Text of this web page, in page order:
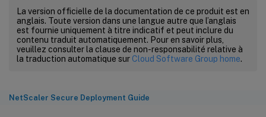
La version officielle de la documentation de ce produit est en
anglais. Toute version dans une langue autre que l’anglais
est fournie uniquement à titre indicatif et peut inclure du
contenu traduit automatiquement. Pour en savoir plus,
veuillez consulter la clause de non-responsabilité relative à
la traduction automatique sur Cloud Software Group home.
NetScaler Secure Deployment Guide